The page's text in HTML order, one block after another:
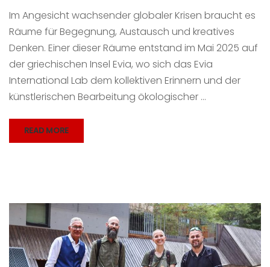
Im Angesicht wachsender globaler Krisen braucht es
Räume für Begegnung, Austausch und kreatives
Denken. Einer dieser Räume entstand im Mai 2025 auf
der griechischen Insel Evia, wo sich das Evia
International Lab dem kollektiven Erinnern und der
künstlerischen Bearbeitung ökologischer …
READ MORE